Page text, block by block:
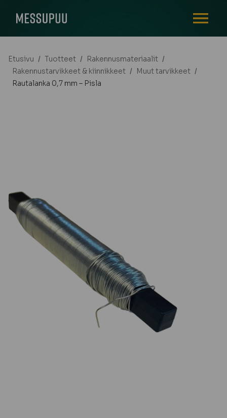
Etusivu / Tuotteet / Rakennusmateriaalit /
Rakennustarvikkeet & kiinnikkeet / Muut tarvikkeet /
Rautalanka 0,7 mm – Pisla